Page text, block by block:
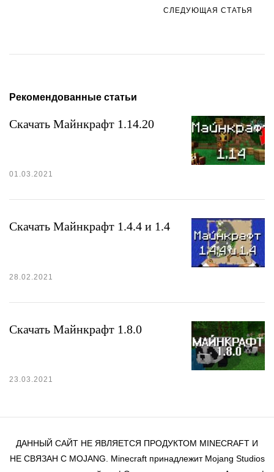
СЛЕДУЮЩАЯ СТАТЬЯ
Рекомендованные статьи
01.03.2021
Скачать Майнкрафт 1.14.20
28.02.2021
Скачать Майнкрафт 1.4.4 и 1.4
23.03.2021
Скачать Майнкрафт 1.8.0
ДАННЫЙ САЙТ НЕ ЯВЛЯЕТСЯ ПРОДУКТОМ MINECRAFT И
НЕ СВЯЗАН С MOJANG. Minecraft принадлежит Mojang Studios